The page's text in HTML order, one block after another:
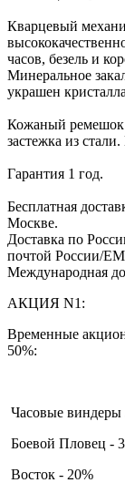
Кварцевый
часов, безель и
Минеральное
украшен
Кожаный ремешок
застежка из
Гарантия 1 год.
Бесплатная
Москве.
Доставка по
почтой России/
Международная
АКЦИЯ N1:
Временные
50%:
Часовые
Боевой Пловец -
Восток - 20%